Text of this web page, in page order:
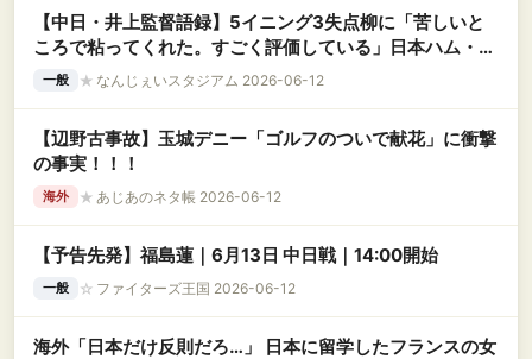
【中日・井上監督語録】5イニング3失点柳に「苦しいと
ころで粘ってくれた。すごく評価している」日本ハム・細
野の投球に感嘆
一般 ★ なんじぇいスタジアム 2026-06-12
【辺野古事故】玉城デニー「ゴルフのついで献花」に衝撃
の事実！！！
海外 ★ あじあのネタ帳 2026-06-12
【予告先発】福島蓮｜6月13日 中日戦｜14:00開始
一般 ☆ ファイターズ王国 2026-06-12
海外「日本だけ反則だろ…」 日本に留学したフランスの女